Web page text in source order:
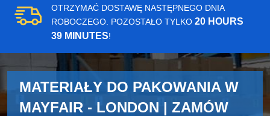
OTRZYMAĆ DOSTAWĘ NASTĘPNEGO DNIA
ROBOCZEGO. POZOSTAŁO TYLKO 20 HOURS
39 MINUTES!
MATERIAŁY DO PAKOWANIA W
MAYFAIR - LONDON | ZAMÓW